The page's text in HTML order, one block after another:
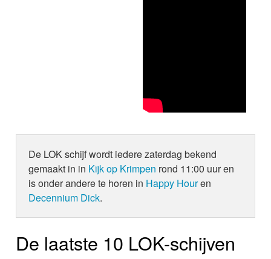
De LOK schijf wordt iedere zaterdag bekend
gemaakt in in Kijk op Krimpen rond 11:00 uur en
is onder andere te horen in Happy Houren
Decennium Dick.
De laatste 10 LOK-schijven